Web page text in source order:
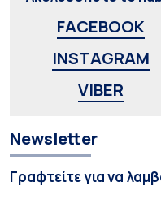
FACEBOOK
INSTAGRAM
VIBER
Newsletter
Γραφτείτε για να